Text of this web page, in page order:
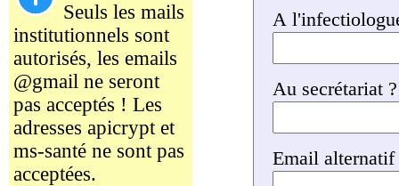
Seuls les mails
institutionnels sont
autorisés, les emails
@gmail ne seront
pas acceptés ! Les
adresses apicrypt et
ms-santé ne sont pas
acceptées.
A
Au secrétariat ?
Email alternatif